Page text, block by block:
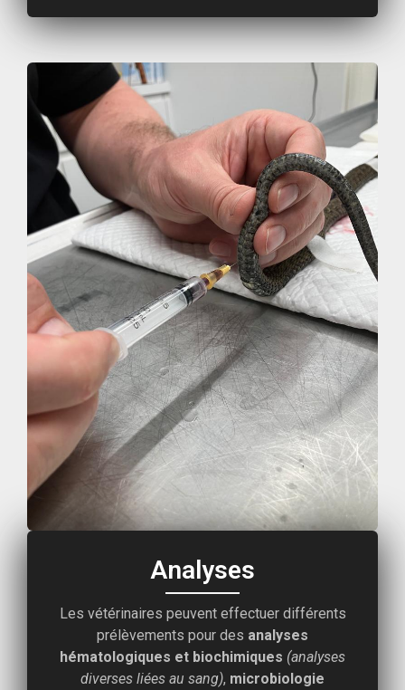
Analyses
Les vétérinaires peuvent effectuer différents
prélèvements pour des analyses
hématologiques et biochimiques (analyses
diverses liées au sang), microbiologie